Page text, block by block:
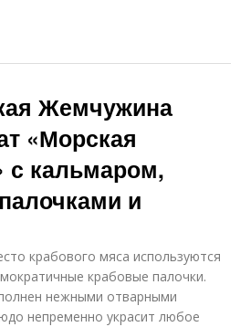
Жемчужина
«Морская
с кальмаром,
и
крабового мяса используются
крабовые палочки.
нежными отварными
непременно украсит любое